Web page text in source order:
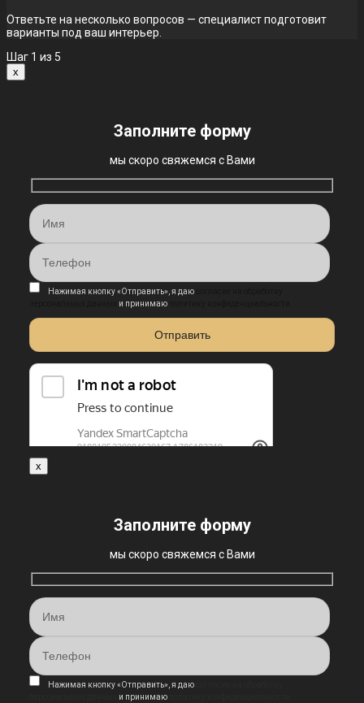
Ответьте на несколько вопросов — специалист подготовит
варианты под ваш интерьер.
Шаг 1 из 5
x
Заполните форму
мы скоро свяжемся с Вами
Нажимая кнопку «Отправить», я даю
и принимаю
x
Заполните форму
мы скоро свяжемся с Вами
Нажимая кнопку «Отправить», я даю
и принимаю